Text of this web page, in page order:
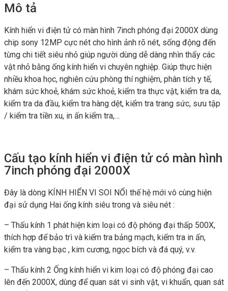
Mô tả
Kính hiển vi điện tử có màn hình 7inch phóng đại 2000X dùng
chip sony 12MP cực nét cho hình ảnh rõ nét, sống động đến
từng chi tiết siêu nhỏ giúp người dùng dễ dàng nhìn thấy các
vật nhỏ bằng ống kính hiển vi chuyên nghiệp. Giúp thực hiện
nhiều khoa học, nghiên cứu phòng thí nghiệm, phân tích y tế,
khám sức khoẻ, khám sức khoẻ, kiểm tra thực vật, kiểm tra da,
kiểm tra da đầu, kiểm tra hàng dệt, kiểm tra trang sức, sưu tập
/ kiểm tra tiền xu, in ấn kiểm tra,…
Cấu tạo kính hiển vi điện tử có màn hình
7inch phóng đại 2000X
Đây là dòng KÍNH HIỂN VI SOI NỔI thế hệ mới vô cùng hiện
đại sử dụng Hai ống kính siêu trong và siêu nét :
– Thấu kính 1 phát hiện kim loại có độ phóng đại thấp 500X,
thích hợp để bảo trì và kiểm tra bảng mạch, kiểm tra in ấn,
kiểm tra vàng bạc , kim cương, ngọc bích và đá quý, v.v.
– Thấu kính 2 Ống kính hiển vi kim loại có độ phóng đại cao
lên đến 2000X, dùng để quan sát vi sinh vật, vi khuẩn, quan sát